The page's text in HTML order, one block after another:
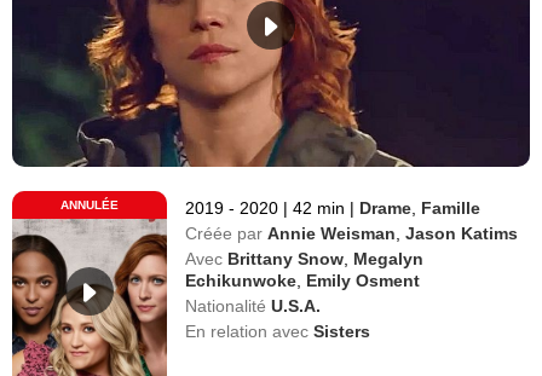
ANNULÉE 2019 - 2020 | 42 min | Drame Famille
Créée par Annie Weisman ,Jason Katims
Avec Brittany Snow Megalyn
Echikunwoke Emily Osment
Nationalité U.S.A.
En relation avec Sisters